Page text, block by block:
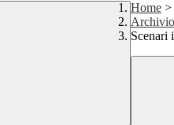
Home >
Scenari